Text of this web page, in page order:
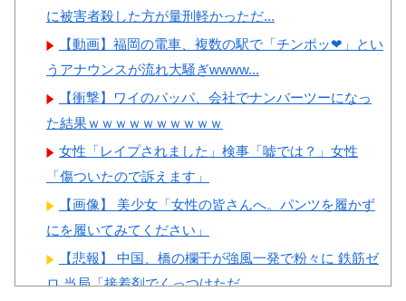
係者が『不適切接待は慣行だっ
た』と衝撃発言！日韓ワールド
カップ4強にも疑いの視線が向
けられる」
に被害者殺した方が量刑軽かっただ...
【動画】福岡の電車、複数の駅で「チンポッ❤」とい
うアナウンスが流れ大騒ぎwwww...
【衝撃】ワイのパッパ、会社でナンバーツーになっ
た結果ｗｗｗｗｗｗｗｗｗｗ
女性「レイプされました」検事「嘘では？」女性
「傷ついたので訴えます」
【画像】 美少女「女性の皆さんへ。パンツを履かず
にを履いてみてください」
【悲報】 中国、橋の欄干が強風一発で粉々に 鉄筋ゼ
ロ 当局「接着剤でくっつけただ...